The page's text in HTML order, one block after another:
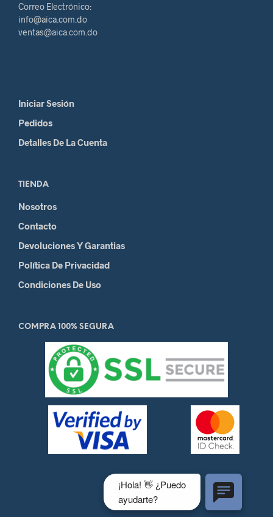
Correo Electrónico:
info@aica.com.do
ventas@aica.com.do
Iniciar Sesión
Pedidos
Detalles De La Cuenta
TIENDA
Nosotros
Contacto
Devoluciones Y Garantias
Política De Privacidad
Condiciones De Uso
COMPRA 100% SEGURA